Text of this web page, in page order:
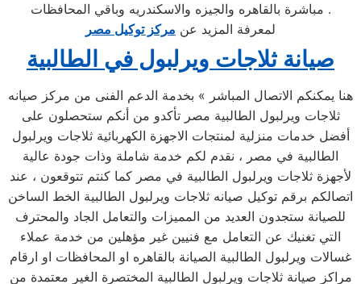
مباشرة بالقاهره والجيزه والاسكندريه وباقي المحافظات .
لمعرفة المزيد عن مركز توكيل مصر
صيانة ثلاجات ويرلبول في الطالبية
هنا يمكنكم الاتصال المباشر » بخدمة الدعم الفنى من مركز صيانه
ثلاجات ويرلبول الطالبية مصر تأكدو من أنكم ستحصلون على
أفضل خدمات منزلية لمنتجات الاجهزة الكهربائية ثلاجات ويرلبول
الطالبية في مصر ، نقدم لكم خدمة شاملة وذات جودة عالية
لأجهزة ثلاجات ويرلبول الطالبية في مصر كما كنتم تتوقعون ، عند
اتصالكم برقم توكيل صيانه ثلاجات ويرلبول الطالبية الخط الساخن
للصيانة ستجدون العديد من المميزات والتعامل الجاد والمحترف
التي تغنيك عن التعامل مع فنيين غير مؤهلين من خدمة عملاء
غسالات ويرلبول الطالبية الصيانة بالقاهره او المحافظات او ارقام
مراكز صيانة ثلاجات ويرلبول الطالبية المختصرة الغير معتمدة من